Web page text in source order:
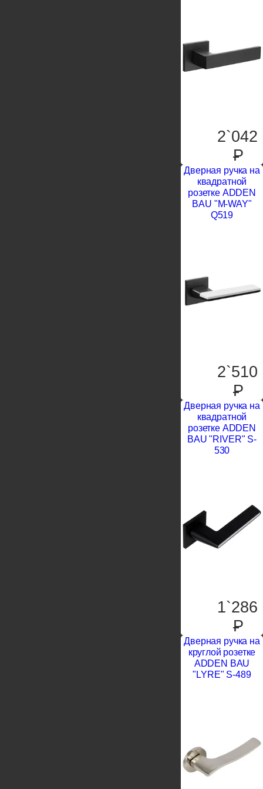
2`042
P
Дверная ручка на
квадратной
розетке ADDEN
BAU "M-WAY"
Q519
2`510
P
Дверная ручка на
квадратной
розетке ADDEN
BAU "RIVER" S-
530
1`286
P
Дверная ручка на
круглой розетке
ADDEN BAU
"LYRE" S-489